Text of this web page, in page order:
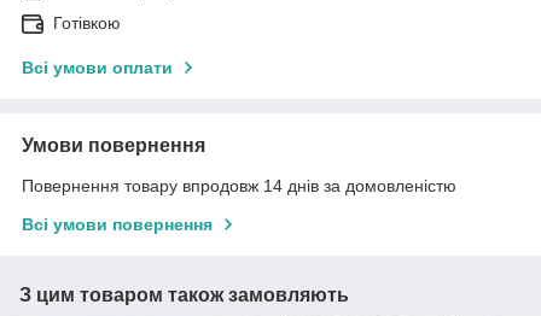
Готівкою
Всі умови оплати
Умови повернення
Повернення товару впродовж 14 днів за домовленістю
Всі умови повернення
З цим товаром також замовляють